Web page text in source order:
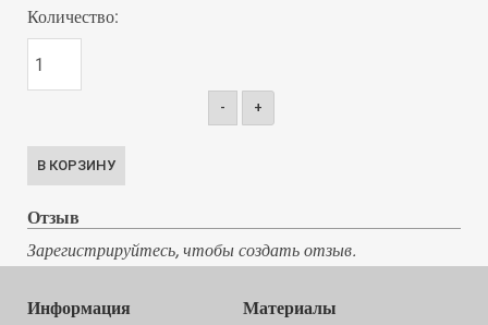
Количество:
- +
Отзыв
Зарегистрируйтесь, чтобы создать отзыв.
Информация
Материалы